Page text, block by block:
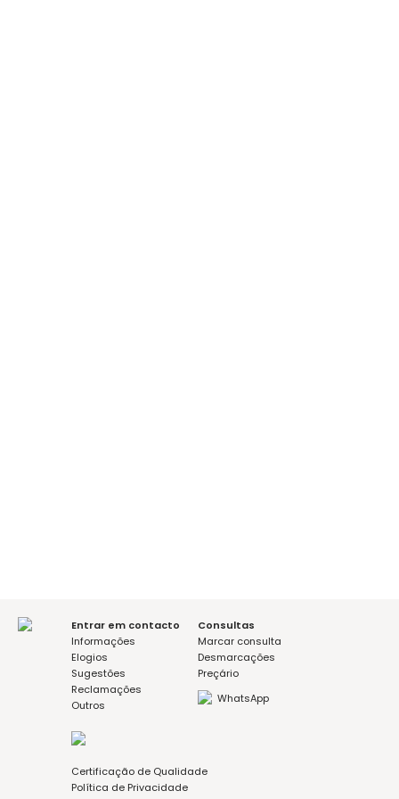
Entrar em contacto
Informações
Elogios
Sugestões
Reclamações
Outros
Consultas
Marcar consulta
Desmarcações
Preçário
WhatsApp
Certificação de Qualidade
Política de Privacidade